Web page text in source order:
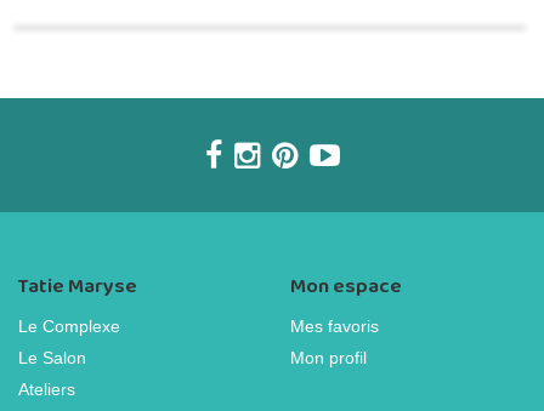
Tatie Maryse
Le Complexe
Le Salon
Ateliers
Mon espace
Mes favoris
Mon profil